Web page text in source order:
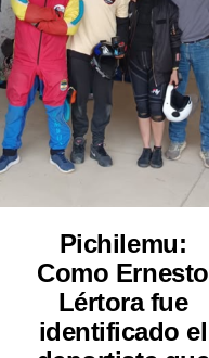
Pichilemu:
Como Ernesto
Lértora fue
identificado el